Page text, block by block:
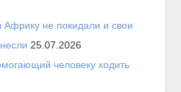
не покидали и свои
25.07.2026
человеку ходить